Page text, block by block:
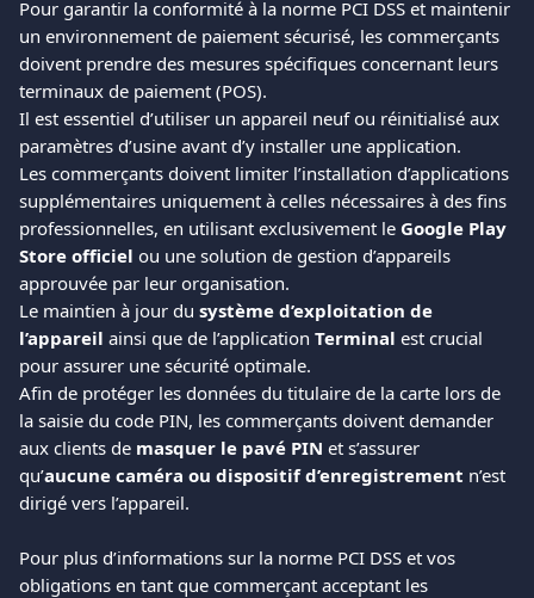
Pour garantir la conformité à la norme PCI DSS et maintenir
un environnement de paiement sécurisé, les commerçants
doivent prendre des mesures spécifiques concernant leurs
terminaux de paiement (POS).
Il est essentiel d’utiliser un appareil neuf ou réinitialisé aux
paramètres d’usine avant d’y installer une application.
Les commerçants doivent limiter l’installation d’applications
supplémentaires uniquement à celles nécessaires à des fins
professionnelles, en utilisant exclusivement le Google Play
Store officiel ou une solution de gestion d’appareils
approuvée par leur organisation.
Le maintien à jour du système d’exploitation de
l’appareil ainsi que de l’application Terminal est crucial
pour assurer une sécurité optimale.
Afin de protéger les données du titulaire de la carte lors de
la saisie du code PIN, les commerçants doivent demander
aux clients de masquer le pavé PIN et s’assurer
qu’aucune caméra ou dispositif d’enregistrement n’est
dirigé vers l’appareil.
Pour plus d’informations sur la norme PCI DSS et vos
obligations en tant que commerçant acceptant les